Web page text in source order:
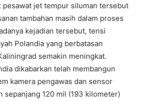
pesawat jet tempur siluman tersebut
tambahan masih dalam proses
kejadian tersebut, tensi
Polandia yang berbatasan
semakin meningkat.
dikabarkan telah membangun
kamera pengawas dan sensor
sepanjang 120 mil (193 kilometer)